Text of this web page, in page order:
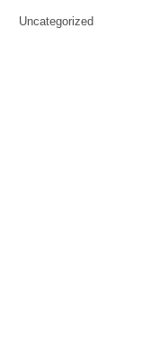
Uncategorized